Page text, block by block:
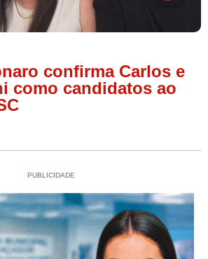
confirma Carlos e
como candidatos ao
PUBLICIDADE